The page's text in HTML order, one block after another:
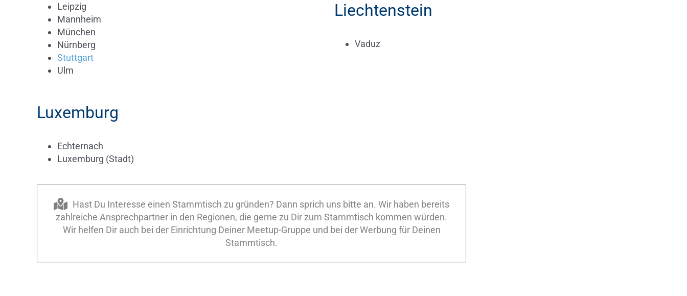
Leipzig
Mannheim
München
Nürnberg
Stuttgart
Ulm
Luxemburg
Echternach
Luxemburg (Stadt)
Liechtenstein
Vaduz
Hast Du Interesse einen Stammtisch zu gründen? Dann sprich uns bitte an. Wir haben bereits
zahlreiche Ansprechpartner in den Regionen, die gerne zu Dir zum Stammtisch kommen würden.
Wir helfen Dir auch bei der Einrichtung Deiner Meetup-Gruppe und bei der Werbung für Deinen
Stammtisch.